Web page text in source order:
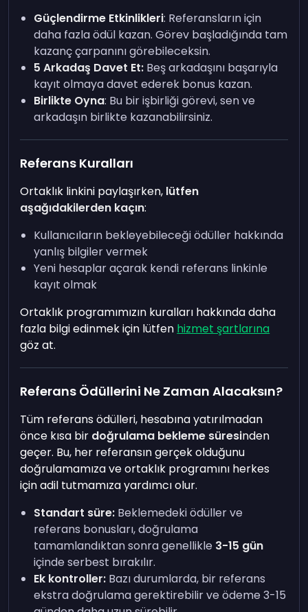
Güçlendirme Etkinlikleri: Referansların için
daha fazla ödül kazan. Görev başladığında tam
kazanç çarpanını görebileceksin.
5 Arkadaş Davet Et: Beş arkadaşını başarıyla
kayıt olmaya davet ederek bonus kazan.
Birlikte Oyna: Bu bir işbirliği görevi, sen ve
arkadaşın birlikte kazanabilirsiniz.
Referans Kuralları
Ortaklık linkini paylaşırken, lütfen
aşağıdakilerden kaçın:
Kullanıcıların bekleyebileceği ödüller hakkında
yanlış bilgiler vermek
Yeni hesaplar açarak kendi referans linkinle
kayıt olmak
Ortaklık programımızın kuralları hakkında daha
fazla bilgi edinmek için lütfen hizmet şartlarına
göz at.
Referans Ödüllerini Ne Zaman Alacaksın?
Tüm referans ödülleri, hesabına yatırılmadan
önce kısa bir doğrulama bekleme süresinden
geçer. Bu, her referansın gerçek olduğunu
doğrulamamıza ve ortaklık programını herkes
için adil tutmamıza yardımcı olur.
Standart süre: Beklemedeki ödüller ve
referans bonusları, doğrulama
tamamlandıktan sonra genellikle 3-15 gün
içinde serbest bırakılır.
Ek kontroller: Bazı durumlarda, bir referans
ekstra doğrulama gerektirebilir ve ödeme 3-15